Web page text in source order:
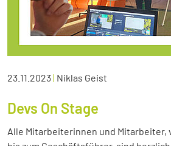
23.11.2023| Niklas Geist
Devs On Stage
Alle Mitarbeiterinnen und Mitarbeiter,